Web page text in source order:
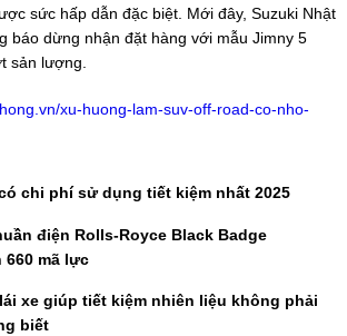
sức hấp dẫn đặc biệt. Mới đây, Suzuki Nhật
báo dừng nhận đặt hàng với mẫu Jimny 5
sản lượng.
xu-huong-lam-suv-off-road-co-nho-
chi phí sử dụng tiết kiệm nhất 2025
điện Rolls-Royce Black Badge
660 mã lực
xe giúp tiết kiệm nhiên liệu không phải
biết